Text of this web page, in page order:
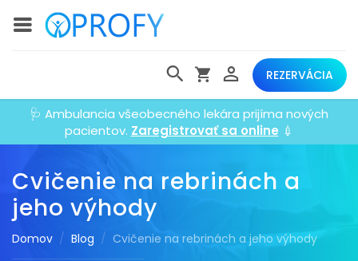
REZERVÁCIA
🩺 Ambulancia všeobecného lekára prijíma nových
pacientov. Zaregistrovať sa online 💉
Cvičenie na rebrinách a
jeho výhody
Domov Blog Cvičenie na rebrinách a jeho výhody